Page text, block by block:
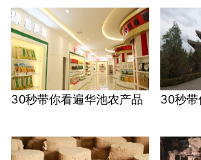
30秒带你看遍华池农产品 30秒带